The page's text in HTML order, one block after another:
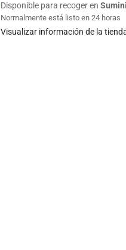
Disponible para recoger en
Normalmente está listo en 24 horas
Visualizar información de la